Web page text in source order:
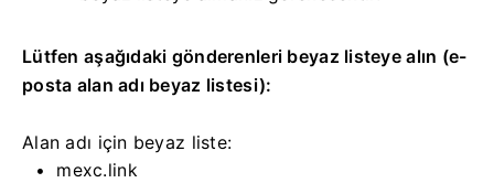
Lütfen aşağıdaki gönderenleri beyaz listeye alın (e-
posta alan adı beyaz listesi):
Alan adı için beyaz liste:
mexc.link